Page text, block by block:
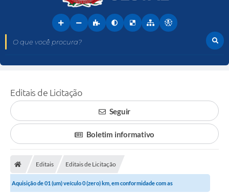
O que você procura?
Editais de Licitação
Seguir
Boletim informativo
Editais Editais de Licitação
Aquisição de 01 (um) veículo 0 (zero) km, em conformidade com as